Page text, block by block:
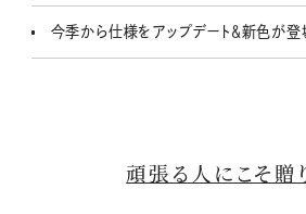
今季から仕様をアップデート＆新色が登
頑張る人にこそ贈